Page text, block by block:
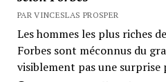
PAR VINCESLAS PROSPER
Les hommes les plus riches
Forbes sont méconnus du
visiblement pas une surprise